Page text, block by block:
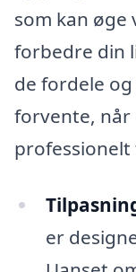
som kan
forbedre din
de fordele
forvente, når
professionelt
er